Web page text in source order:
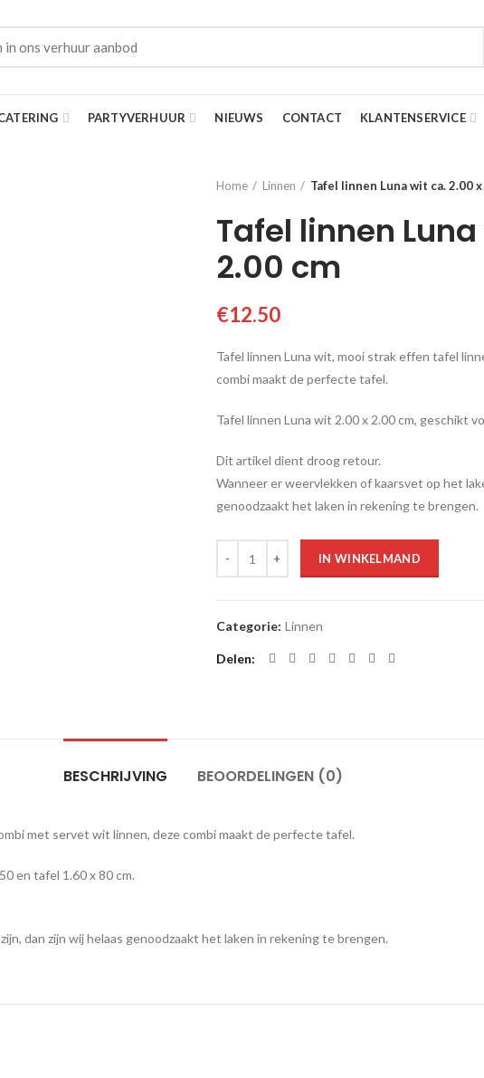
PARTYVERHUUR NIEUWS CONTACT KLANTENSERVICE
Home Linnen Tafel linnen Luna wit ca. 2.00
Tafel linnen
2.00 cm
€12.50
Tafel linnen Luna wit, mooi strak effen tafel
combi maakt de perfecte tafel.
Tafel linnen Luna wit 2.00 x 2.00 cm, geschikt
Dit artikel dient droog retour.
Wanneer er weervlekken of kaarsvet op het
genoodzaakt het laken in rekening te brengen.
IN WINKELMAND
Categorie: Linnen
Delen
BESCHRIJVING BEOORDELINGEN (0)
met servet wit linnen, deze combi maakt de perfecte tafel.
en tafel 1.60 x 80 cm.
dan zijn wij helaas genoodzaakt het laken in rekening te brengen.